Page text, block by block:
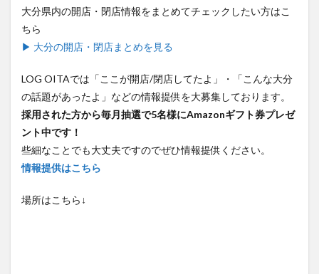
ちら
▶ 大分の開店・閉店まとめを見る
LOG OITAでは「ここが開店/閉店してたよ」・「こんな大分
の話題があったよ」などの情報提供を大募集しております。
採用された方から毎月抽選で5名様にAmazonギフト券プレゼ
ント中です！
些細なことでも大丈夫ですのでぜひ情報提供ください。
情報提供はこちら